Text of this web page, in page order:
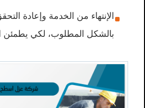
الإنتهاء من الخدمة وإعادة
بالشكل المطلوب، لكي يطمئن